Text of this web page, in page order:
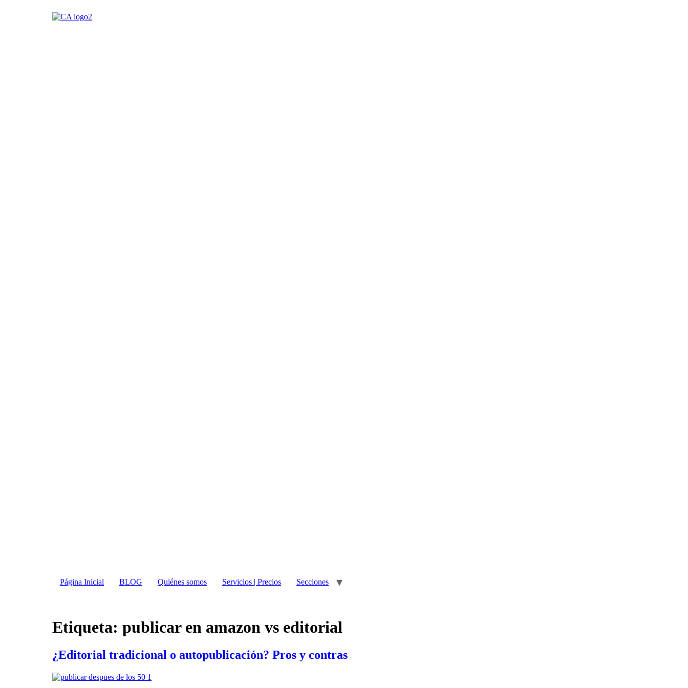
Página Inicial BLOG Quiénes somos Servicios | Precios Secciones
Etiqueta: publicar en amazon vs editorial
¿Editorial tradicional o autopublicación? Pros y contras